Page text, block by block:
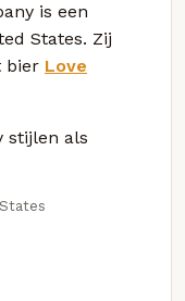
is een
States. Zij
bier Love
stijlen als